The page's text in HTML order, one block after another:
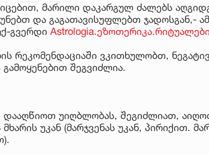
მარილი დაკარგულ ძალებს
და გაგათავისუფლებთ ჯადოსგან,-
გვერდი Astrologia.ეზოთერიკა.რიტუალები
რეკომენდაციაში ვკითხულობთ,
შეგვიძლია.
დააღწიოთ უიღბლობას, შეგიძლიათ,
უკან (მარჯვენას უკან, პირიქით.